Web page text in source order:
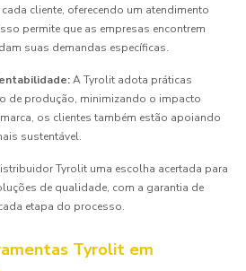
cliente, oferecendo um atendimento
permite que as empresas encontrem
suas demandas específicas.
A Tyrolit adota práticas
de produção, minimizando o impacto
os clientes também estão apoiando
sustentável.
Tyrolit uma escolha acertada para
de qualidade, com a garantia de
etapa do processo.
Tyrolit em